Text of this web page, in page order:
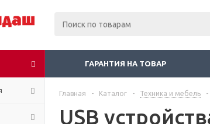
ГАРАНТИЯ НА ТОВАР
Главная - Каталог - Техника и мебель -
USB